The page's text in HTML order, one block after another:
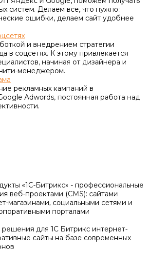
систем. Делаем все, что нужно:
ошибки, делаем сайт удобнее
и внедрением стратегии
в соцсетях. К этому привлекается
начиная от дизайнера и
менеджером.
рекламных кампаний в
Adwords, постоянная работа над
«1С-Битрикс» - профессиональные
веб-проектами (CMS): сайтами
магазинами, социальными сетями и
порталами
для 1С Битрикс интернет-
сайты на базе современных